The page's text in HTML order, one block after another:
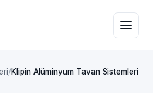
Klipin Alüminyum Tavan Sistemleri